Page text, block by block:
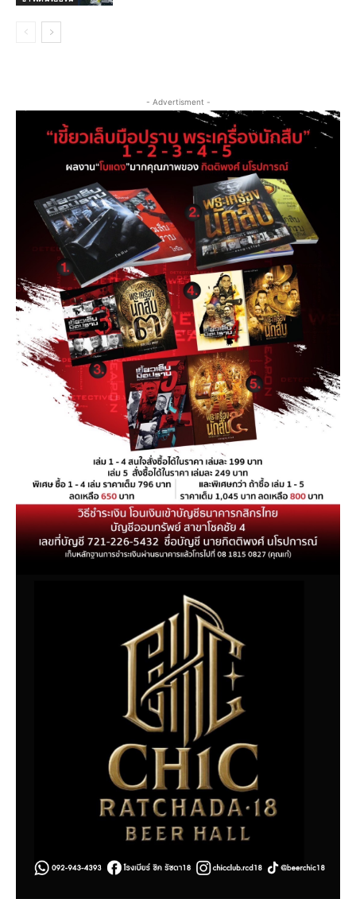
- Advertisment -